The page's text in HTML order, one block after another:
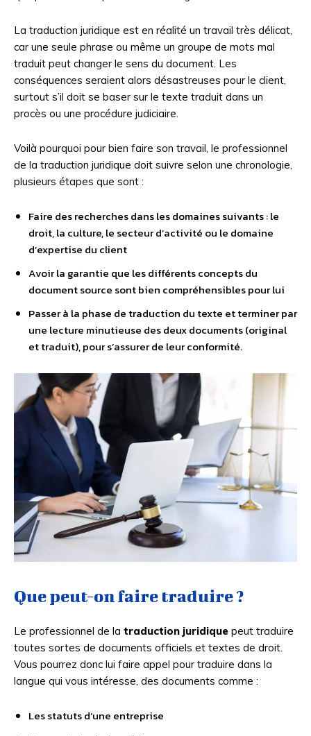
La traduction juridique est en réalité un travail très délicat,
car une seule phrase ou même un groupe de mots mal
traduit peut changer le sens du document. Les
conséquences seraient alors désastreuses pour le client,
surtout s’il doit se baser sur le texte traduit dans un
procès ou une procédure judiciaire.
Voilà pourquoi pour bien faire son travail, le professionnel
de la traduction juridique doit suivre selon une chronologie,
plusieurs étapes que sont :
Faire des recherches dans les domaines suivants : le
droit, la culture, le secteur d’activité ou le domaine
d’expertise du client
Avoir la garantie que les différents concepts du
document source sont bien compréhensibles pour lui
Passer à la phase de traduction du texte et terminer par
une lecture minutieuse des deux documents (original
et traduit), pour s’assurer de leur conformité.
Que peut-on faire traduire ?
Le professionnel de la traduction juridique peut traduire
toutes sortes de documents officiels et textes de droit.
Vous pourrez donc lui faire appel pour traduire dans la
langue qui vous intéresse, des documents comme :
Les statuts d’une entreprise